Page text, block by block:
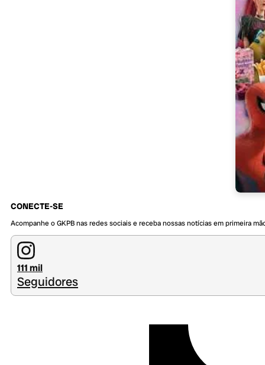
CONECTE-SE
Acompanhe o GKPB nas redes sociais e receba nossas notícias em primeira
111 mil
Seguidores